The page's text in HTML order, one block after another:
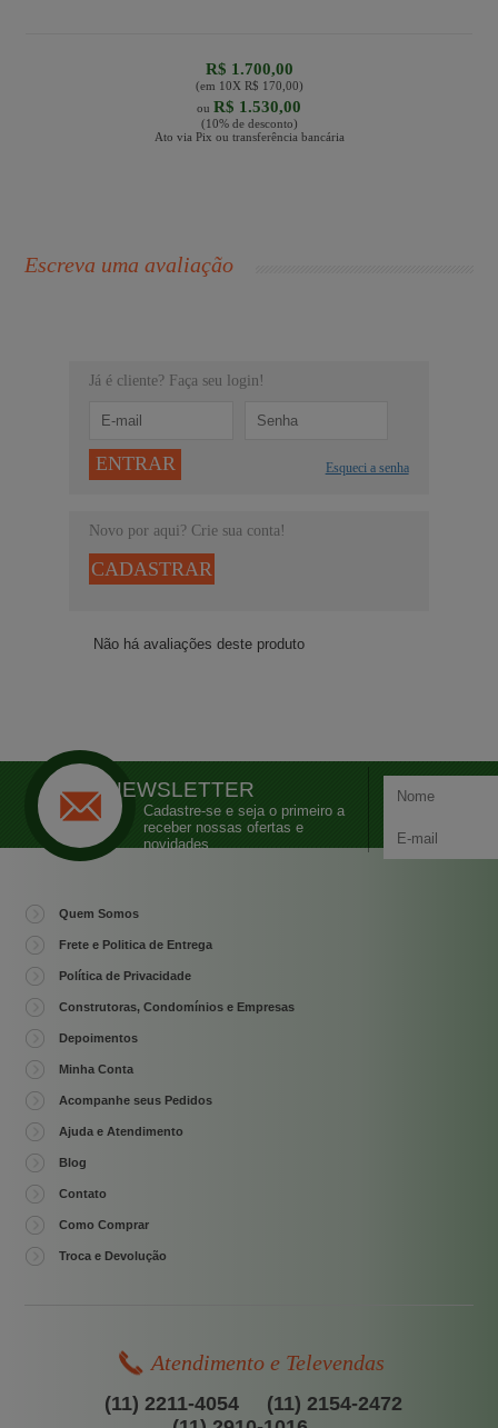
R$ 1.700,00
(em 10X R$ 170,00)
ou R$ 1.530,00
(10% de desconto)
Ato via Pix ou transferência bancária
Escreva uma avaliação
Já é cliente? Faça seu login!
ENTRAR Esqueci a senha
Novo por aqui? Crie sua conta!
CADASTRAR
Não há avaliações deste produto
NEWSLETTER
Cadastre-se e seja o primeiro a
receber nossas ofertas e
novidades
Quem Somos
Frete e Politica de Entrega
Política de Privacidade
Construtoras, Condomínios e Empresas
Depoimentos
Minha Conta
Acompanhe seus Pedidos
Ajuda e Atendimento
Blog
Contato
Como Comprar
Troca e Devolução
Atendimento e Televendas
(11) 2211-4054
(11) 2154-2472